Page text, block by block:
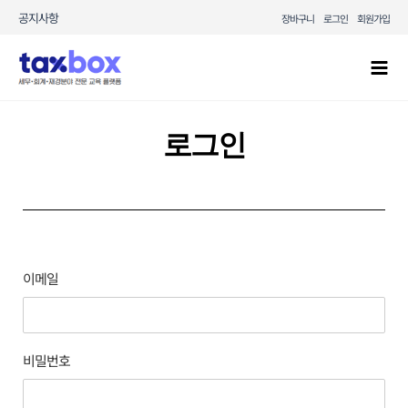
콘텐츠로
공지사항 장바구니 로그인 회원가입
로그인
이메일
비밀번호